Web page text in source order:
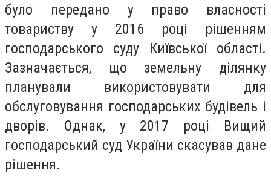
було передано у право власності
товариству у 2016 році рішенням
господарського суду Київської області.
Зазначається, що земельну ділянку
планували використовувати для
обслуговування господарських будівель і
дворів. Однак, у 2017 році Вищий
господарський суд України скасував дане
рішення.